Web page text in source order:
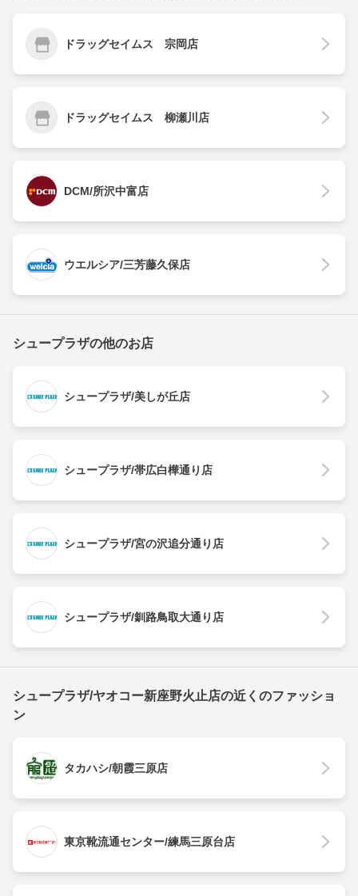
ドラッグセイムス 宗岡店
ドラッグセイムス 柳瀬川店
DCM/所沢中富店
ウエルシア/三芳藤久保店
シュープラザの他のお店
シュープラザ/美しが丘店
シュープラザ/帯広白樺通り店
シュープラザ/宮の沢追分通り店
シュープラザ/釧路鳥取大通り店
シュープラザ/ヤオコー新座野火止店の近くのファッショ
ン
タカハシ/朝霞三原店
東京靴流通センター/練馬三原台店